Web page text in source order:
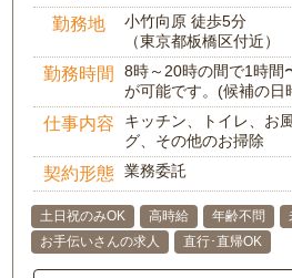
勤務地
小竹向原 徒歩5分
（東京都板橋区付近）
勤務時間
8時～20時の間で1時間
が可能です。(候補の日
仕事内容
キッチン、トイレ、お
グ、その他のお掃除
契約形態 業務委託
土日祝のみOK 高時給 年齢不問
お手伝いさんの求人
直行･直帰OK